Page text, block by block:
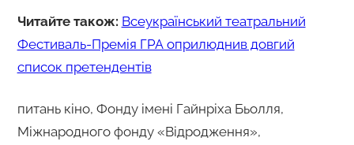
Читайте також: Всеукраїнський театральний
Фестиваль-Премія ГРА оприлюднив довгий
список претендентів
питань кіно, Фонду імені Гайнріха Бьолля,
Міжнародного фонду «Відродження»,